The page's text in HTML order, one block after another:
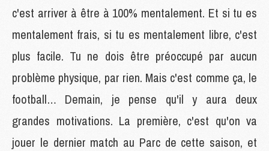
c'est arriver à être à 100% mentalement. Et si tu es
mentalement frais, si tu es mentalement libre, c'est
plus facile. Tu ne dois être préoccupé par aucun
problème physique, par rien. Mais c'est comme ça, le
football… Demain, je pense qu'il y aura deux
grandes motivations. La première, c'est qu'on va
jouer le dernier match au Parc de cette saison, et